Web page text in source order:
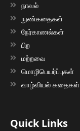
நாவல்
நுண்கதைகள்
நேர்காணல்கள்
பிற
மற்றவை
மொழிபெயர்ப்புகள்
வாழ்வியல் கதைகள்
Quick Links